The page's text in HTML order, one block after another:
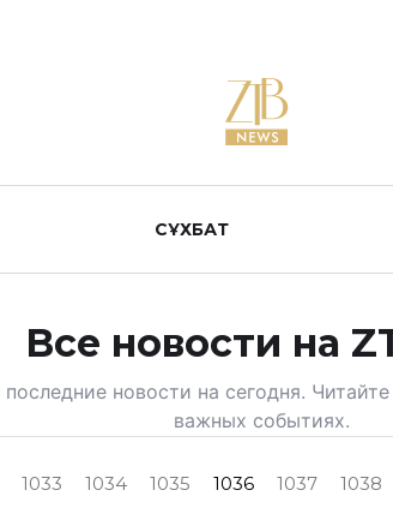
СҰХБАТ
Все новости на
новости на сегодня.
важных событиях.
1033 1034 1035 1036 1037 1038